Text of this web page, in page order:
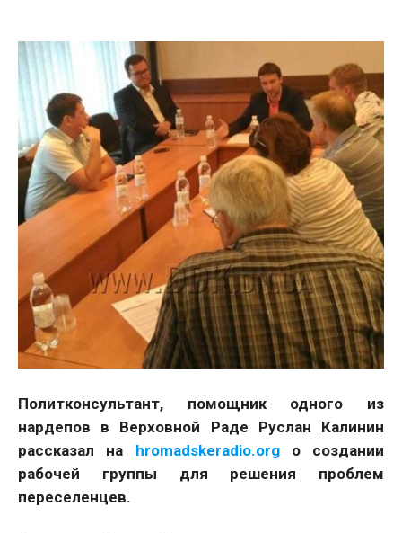
Политконсультант, помощник одного из
нардепов в Верховной Раде Руслан Калинин
рассказал на hromadskeradio.orgо создании
рабочей группы для решения проблем
переселенцев.